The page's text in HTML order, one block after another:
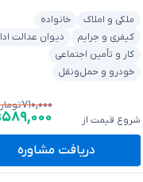
ملکی و املاک
خانواده
کیفری و جرایم
دیوان عدالت
کار و تأمین اجتماعی
خودرو و حمل‌ونقل
شروع قیمت از
۷۱۰,۰۰۰
۵۸۹,۰۰۰
دریافت مشاوره